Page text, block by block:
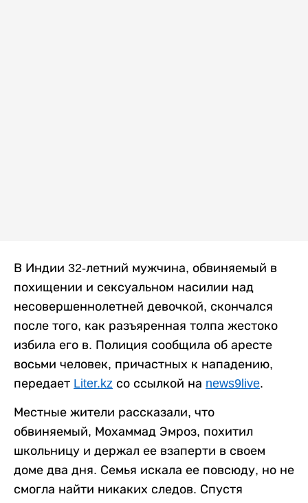
В Индии 32-летний мужчина, обвиняемый в
похищении и сексуальном насилии над
несовершеннолетней девочкой, скончался
после того, как разъяренная толпа жестоко
избила его в. Полиция сообщила об аресте
восьми человек, причастных к нападению,
передает Liter.kz со ссылкой на news9live.
Местные жители рассказали, что
обвиняемый, Мохаммад Эмроз, похитил
школьницу и держал ее взаперти в своем
доме два дня. Семья искала ее повсюду, но не
смогла найти никаких следов. Спустя